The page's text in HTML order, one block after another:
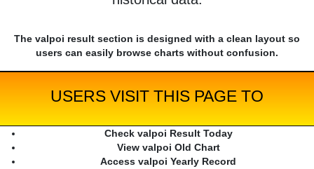
The valpoi result section is designed with a clean layout so
users can easily browse charts without confusion.
USERS VISIT THIS PAGE TO
Check valpoi Result Today
View valpoi Old Chart
Access valpoi Yearly Record